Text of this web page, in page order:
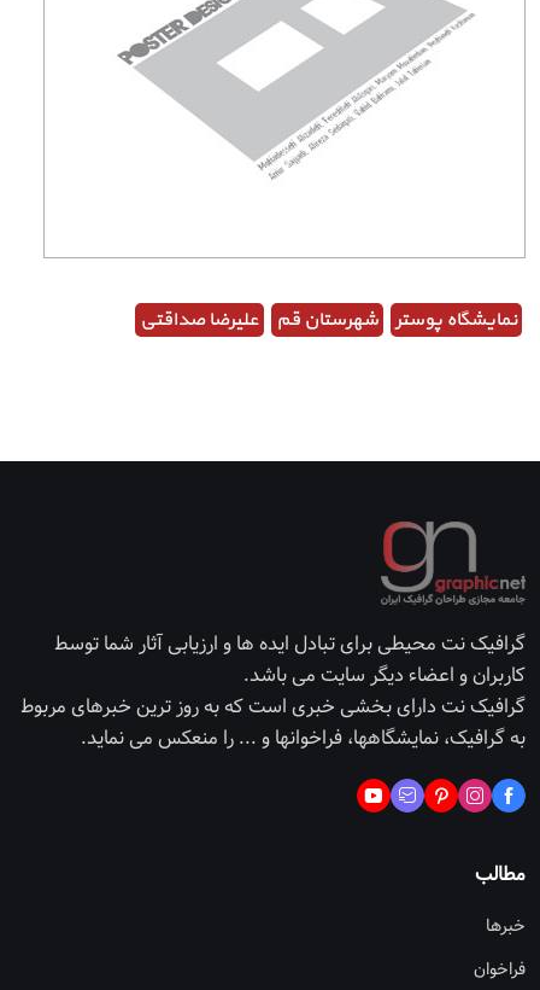
نمایشگاه پوستر شهرستان قم علیرضا صداقتی
گرافیک نت محیطی برای تبادل ایده ها و ارزیابی آثار شما توسط
کاربران و اعضاء دیگر سایت می باشد.
گرافیک نت دارای بخشی خبری است که به روز ترین خبرهای مربوط
به گرافیک، نمایشگاهها، فراخوانها و ... را منعکس می نماید.
مطالب
خبرها
فراخوان